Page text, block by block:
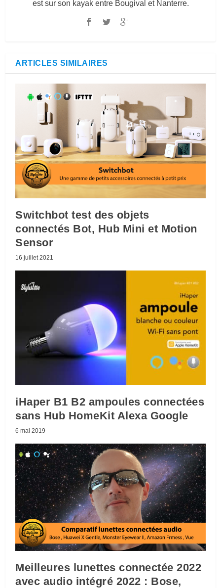
est sur son kayak entre Bougival et Nanterre.
ARTICLES SIMILAIRES
Switchbot test des objets
connectés Bot, Hub Mini et Motion
Sensor
16 juillet 2021
iHaper B1 B2 ampoules connectées
sans Hub HomeKit Alexa Google
6 mai 2019
Meilleures lunettes connectée 2022
avec audio intégré 2022 : Bose,